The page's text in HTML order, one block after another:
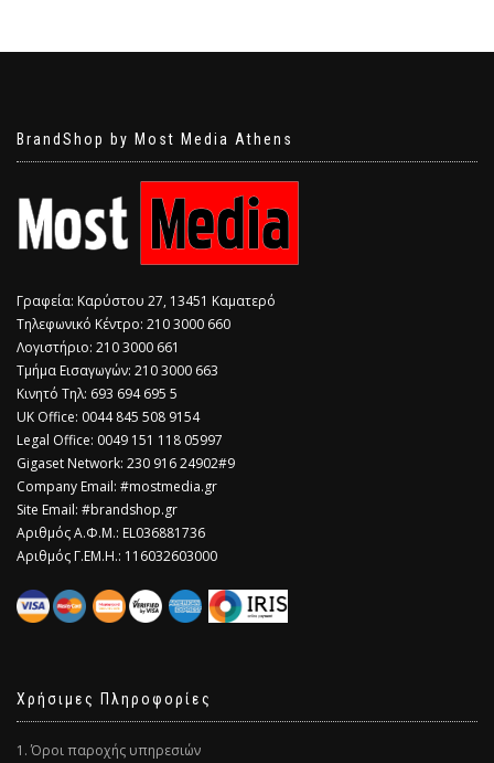
BrandShop by Most Media Athens
Γραφεία: Καρύστου 27, 13451 Καματερό
Τηλεφωνικό Κέντρο: 210 3000 660
Λογιστήριο: 210 3000 661
Τμήμα Εισαγωγών: 210 3000 663
Κινητό Τηλ: 693 694 695 5
​UK Office: 0044 845 508 9154
Legal Office: 0049 151 118 05997
Gigaset Network: 230 916 24902#9
Company Email: #mostmedia.gr
Site Email: #brandshop.gr
Αριθμός Α.Φ.Μ.: EL036881736
Αριθμός Γ.ΕΜ.Η.: 116032603000
Χρήσιμες Πληροφορίες
1. Όροι παροχής υπηρεσιών